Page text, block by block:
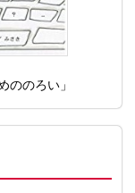
ののろい」